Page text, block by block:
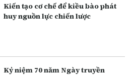
Kiến tạo cơ chế để kiều bào phát
huy nguồn lực chiến lược
Kỷ niệm 70 năm Ngày truyền